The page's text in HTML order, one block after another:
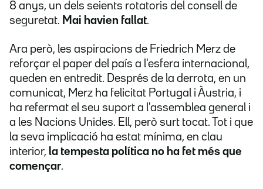
8 anys, un dels seients rotatoris del consell de
seguretat. Mai havien fallat.
Ara però, les aspiracions de Friedrich Merz de
reforçar el paper del país a l'esfera internacional,
queden en entredit. Després de la derrota, en un
comunicat, Merz ha felicitat Portugal i Àustria, i
ha refermat el seu suport a l'assemblea general i
a les Nacions Unides. Ell, però surt tocat. Tot i que
la seva implicació ha estat mínima, en clau
interior, la tempesta política no ha fet més que
començar.